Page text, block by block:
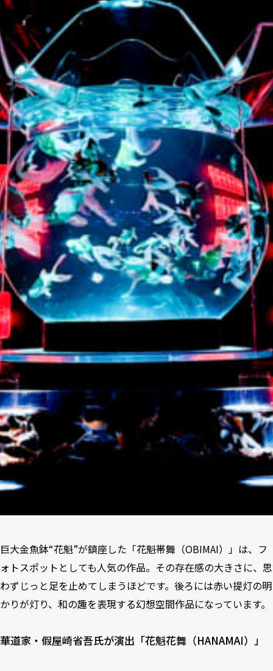
巨大金魚鉢“花魁”が鎮座した「花魁帯舞（OBIMAI）」は、フ
ォトスポットとしても人気の作品。その存在感の大きさに、思
わずじっと足を止めてしまうほどです。後ろには赤い提灯の明
かりが灯り、和の趣を表現する幻想空間作品になっています。
華道家・假屋崎省吾氏が演出「花魁花舞（HANAMAI）」